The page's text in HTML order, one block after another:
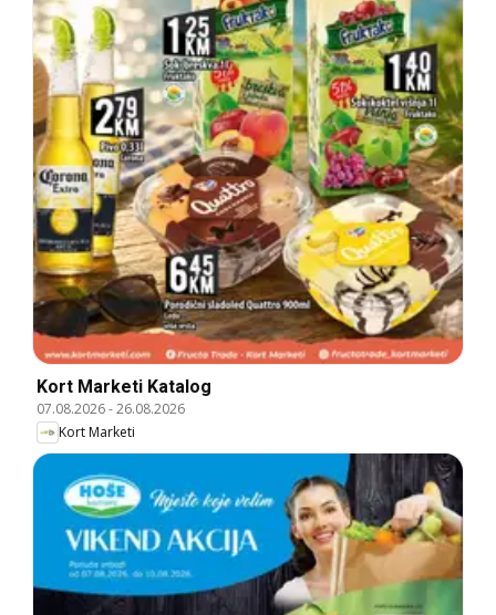
Kort Marketi Katalog
07.08.2026-26.08.2026
Kort Marketi